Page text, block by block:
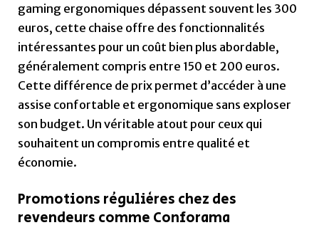
gaming ergonomiques dépassent souvent les 300
euros, cette chaise offre des fonctionnalités
intéressantes pour un coût bien plus abordable,
généralement compris entre 150 et 200 euros.
Cette différence de prix permet d’accéder à une
assise confortable et ergonomique sans exploser
son budget. Un véritable atout pour ceux qui
souhaitent un compromis entre qualité et
économie.
Promotions régulières chez des
revendeurs comme Conforama